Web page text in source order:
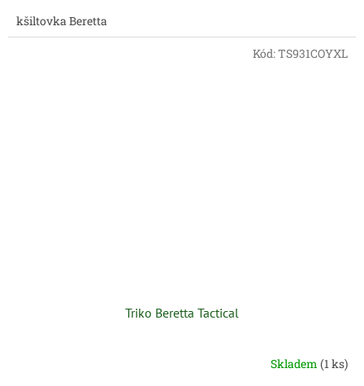
kšiltovka Beretta
Triko Beretta Tactical
Skladem (1 ks)
Kód:TS931COYXL